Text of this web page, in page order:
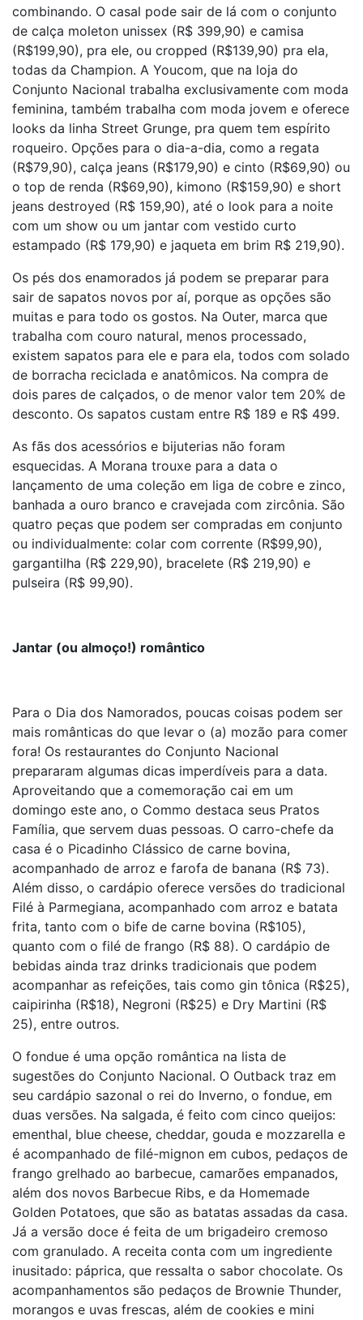
combinando. O casal pode sair de lá com o conjunto
de calça moleton unissex (R$ 399,90) e camisa
(R$199,90), pra ele, ou cropped (R$139,90) pra ela,
todas da Champion. A Youcom, que na loja do
Conjunto Nacional trabalha exclusivamente com moda
feminina, também trabalha com moda jovem e oferece
looks da linha Street Grunge, pra quem tem espírito
roqueiro. Opções para o dia-a-dia, como a regata
(R$79,90), calça jeans (R$179,90) e cinto (R$69,90) ou
o top de renda (R$69,90), kimono (R$159,90) e short
jeans destroyed (R$ 159,90), até o look para a noite
com um show ou um jantar com vestido curto
estampado (R$ 179,90) e jaqueta em brim R$ 219,90).
Os pés dos enamorados já podem se preparar para
sair de sapatos novos por aí, porque as opções são
muitas e para todo os gostos. Na Outer, marca que
trabalha com couro natural, menos processado,
existem sapatos para ele e para ela, todos com solado
de borracha reciclada e anatômicos. Na compra de
dois pares de calçados, o de menor valor tem 20% de
desconto. Os sapatos custam entre R$ 189 e R$ 499.
As fãs dos acessórios e bijuterias não foram
esquecidas. A Morana trouxe para a data o
lançamento de uma coleção em liga de cobre e zinco,
banhada a ouro branco e cravejada com zircônia. São
quatro peças que podem ser compradas em conjunto
ou individualmente: colar com corrente (R$99,90),
gargantilha (R$ 229,90), bracelete (R$ 219,90) e
pulseira (R$ 99,90).
Jantar (ou almoço!) romântico
Para o Dia dos Namorados, poucas coisas podem ser
mais românticas do que levar o (a) mozão para comer
fora! Os restaurantes do Conjunto Nacional
prepararam algumas dicas imperdíveis para a data.
Aproveitando que a comemoração cai em um
domingo este ano, o Commo destaca seus Pratos
Família, que servem duas pessoas. O carro-chefe da
casa é o Picadinho Clássico de carne bovina,
acompanhado de arroz e farofa de banana (R$ 73).
Além disso, o cardápio oferece versões do tradicional
Filé à Parmegiana, acompanhado com arroz e batata
frita, tanto com o bife de carne bovina (R$105),
quanto com o filé de frango (R$ 88). O cardápio de
bebidas ainda traz drinks tradicionais que podem
acompanhar as refeições, tais como gin tônica (R$25),
caipirinha (R$18), Negroni (R$25) e Dry Martini (R$
25), entre outros.
O fondue é uma opção romântica na lista de
sugestões do Conjunto Nacional. O Outback traz em
seu cardápio sazonal o rei do Inverno, o fondue, em
duas versões. Na salgada, é feito com cinco queijos:
ementhal, blue cheese, cheddar, gouda e mozzarella e
é acompanhado de filé-mignon em cubos, pedaços de
frango grelhado ao barbecue, camarões empanados,
além dos novos Barbecue Ribs, e da Homemade
Golden Potatoes, que são as batatas assadas da casa.
Já a versão doce é feita de um brigadeiro cremoso
com granulado. A receita conta com um ingrediente
inusitado: páprica, que ressalta o sabor chocolate. Os
acompanhamentos são pedaços de Brownie Thunder,
morangos e uvas frescas, além de cookies e mini